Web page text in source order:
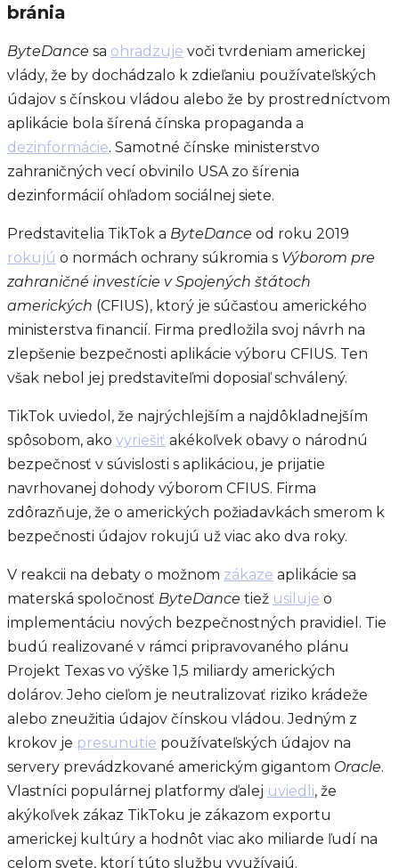
bránia
ByteDance sa ohradzuje voči tvrdeniam americkej
vlády, že by dochádzalo k zdieľaniu používateľských
údajov s čínskou vládou alebo že by prostredníctvom
aplikácie bola šírená čínska propaganda a
dezinformácie. Samotné čínske ministerstvo
zahraničných vecí obvinilo USA zo šírenia
dezinformácií ohľadom sociálnej siete.
Predstavitelia TikTok a ByteDance od roku 2019
rokujú o normách ochrany súkromia s Výborom pre
zahraničné investície v Spojených štátoch
amerických (CFIUS), ktorý je súčasťou amerického
ministerstva financií. Firma predložila svoj návrh na
zlepšenie bezpečnosti aplikácie výboru CFIUS. Ten
však nebol jej predstaviteľmi doposiaľ schválený.
TikTok uviedol, že najrýchlejším a najdôkladnejším
spôsobom, ako vyriešiť akékoľvek obavy o národnú
bezpečnosť v súvislosti s aplikáciou, je prijatie
navrhovanej dohody výborom CFIUS. Firma
zdôrazňuje, že o amerických požiadavkách smerom k
bezpečnosti údajov rokujú už viac ako dva roky.
V reakcii na debaty o možnom zákaze aplikácie sa
materská spoločnosť ByteDance tiež usiluje o
implementáciu nových bezpečnostných pravidiel. Tie
budú realizované v rámci pripravovaného plánu
Projekt Texas vo výške 1,5 miliardy amerických
dolárov. Jeho cieľom je neutralizovať riziko krádeže
alebo zneužitia údajov čínskou vládou. Jedným z
krokov je presunutie používateľských údajov na
servery prevádzkované americkým gigantom Oracle.
Vlastníci populárnej platformy ďalej uviedli, že
akýkoľvek zákaz TikToku je zákazom exportu
americkej kultúry a hodnôt viac ako miliarde ľudí na
celom svete, ktorí túto službu využívajú.